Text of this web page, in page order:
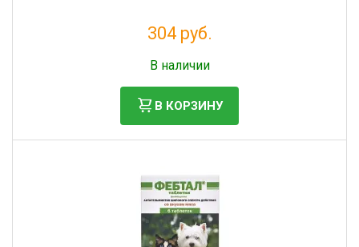
304 руб.
В наличии
В КОРЗИНУ